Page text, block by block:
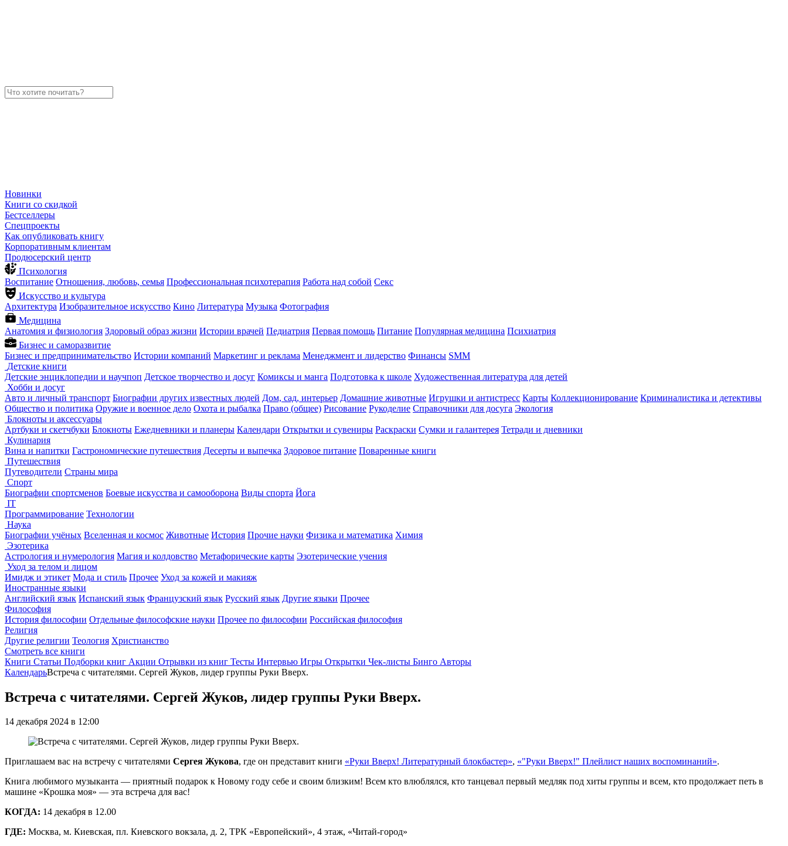
Новинки
Книги со скидкой
Бестселлеры
Спецпроекты
Как опубликовать книгу
Корпоративным клиентам
Продюсерский центр
Психология
Воспитание Отношения, любовь, семья Профессиональная психотерапия Работа над собой Секс
Искусство и культура
Архитектура Изобразительное искусство Кино Литература Музыка Фотография
Медицина
Анатомия и физиология Здоровый образ жизни Истории врачей Педиатрия Первая помощь Питание Популярная медицина Психиатрия
Бизнес и саморазвитие
Бизнес и предпринимательство Истории компаний Маркетинг и реклама Менеджмент и лидерство Финансы SMM
Детские книги
Детские энциклопедии и научпоп Детское творчество и досуг Комиксы и манга Подготовка к школе Художественная литература для детей
Хобби и досуг
Авто и личный транспорт Биографии других известных людей Дом, сад, интерьер Домашние животные Игрушки и антистресс Карты Коллекционирование Криминалистика и детективы
Общество и политика Оружие и военное дело Охота и рыбалка Право (общее) Рисование Рукоделие Справочники для досуга Экология
Блокноты и аксессуары
Артбуки и скетчбуки Блокноты Ежедневники и планеры Календари Открытки и сувениры Раскраски Сумки и галантерея Тетради и дневники
Кулинария
Вина и напитки Гастрономические путешествия Десерты и выпечка Здоровое питание Поваренные книги
Путешествия
Путеводители Страны мира
Спорт
Биографии спортсменов Боевые искусства и самооборона Виды спорта Йога
IT
Программирование Технологии
Наука
Биографии учёных Вселенная и космос Животные История Прочие науки Физика и математика Химия
Эзотерика
Астрология и нумерология Магия и колдовство Метафорические карты Эзотерические учения
Уход за телом и лицом
Имидж и этикет Мода и стиль Прочее Уход за кожей и макияж
Иностранные языки
Английский язык Испанский язык Французский язык Русский язык Другие языки Прочее
Философия
История философии Отдельные философские науки Прочее по философии Российская философия
Религия
Другие религии Теология Христианство
Смотреть все книги
Книги Статьи Подборки книг Акции Отрывки из книг Тесты Интервью Игры Открытки Чек-листы Бинго Авторы
КалендарьВстреча с читателями. Сергей Жуков, лидер группы Руки Вверх.
Встреча с читателями. Сергей Жуков, лидер группы Руки Вверх.
14 декабря 2024 в 12:00
Приглашаем вас на встречу с читателями Сергея Жукова, где он представит книги «Руки Вверх! Литературный блокбастер», «"Руки Вверх!" Плейлист наших воспоминаний».
Книга любимого музыканта — приятный подарок к Новому году себе и своим близким! Всем кто влюблялся, кто танцевал первый медляк под хиты группы и всем, кто продолжает петь в
машине «Крошка моя» — эта встреча для вас!
КОГДА: 14 декабря в 12.00
ГДЕ: Москва, м. Киевская, пл. Киевского вокзала, д. 2, ТРК «Европейский», 4 этаж, «Читай-город»